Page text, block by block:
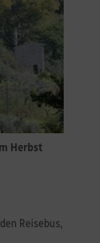
Herbst
Reisebus,